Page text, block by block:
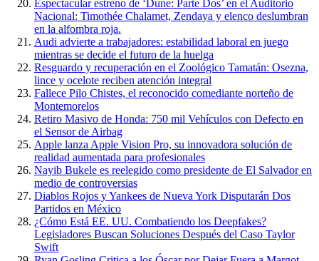
Espectacular estreno de ‘Dune: Parte Dos’ en el Auditorio
Nacional: Timothée Chalamet, Zendaya y elenco deslumbran
en la alfombra roja.
Audi advierte a trabajadores: estabilidad laboral en juego
mientras se decide el futuro de la huelga
Resguardo y recuperación en el Zoológico Tamatán: Osezna,
lince y ocelote reciben atención integral
Fallece Pilo Chistes, el reconocido comediante norteño de
Montemorelos
Retiro Masivo de Honda: 750 mil Vehículos con Defecto en
el Sensor de Airbag
Apple lanza Apple Vision Pro, su innovadora solución de
realidad aumentada para profesionales
Nayib Bukele es reelegido como presidente de El Salvador en
medio de controversias
Diablos Rojos y Yankees de Nueva York Disputarán Dos
Partidos en México
¿Cómo Está EE. UU. Combatiendo los Deepfakes?
Legisladores Buscan Soluciones Después del Caso Taylor
Swift